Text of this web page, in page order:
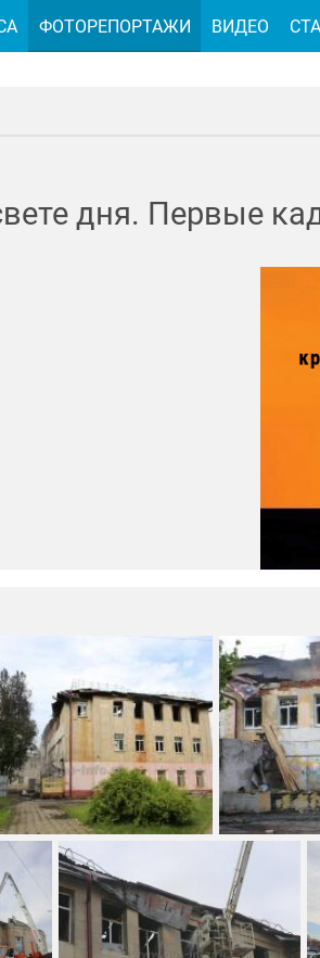
дня. Первые
ФОТОРЕПОРТАЖИ ВИДЕО